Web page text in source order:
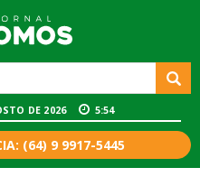
DE 2026 5:54
(64) 9 9917-5445